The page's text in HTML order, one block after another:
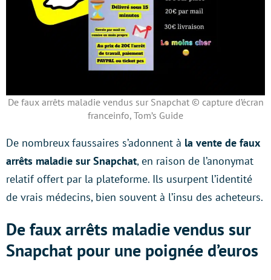
De faux arrêts maladie vendus sur Snapchat © capture d’écran
franceinfo, Tom’s Guide
De nombreux faussaires s’adonnent à la vente de faux
arrêts maladie sur Snapchat, en raison de l’anonymat
relatif offert par la plateforme. Ils usurpent l’identité
de vrais médecins, bien souvent à l’insu des acheteurs.
De faux arrêts maladie vendus sur
Snapchat pour une poignée d’euros